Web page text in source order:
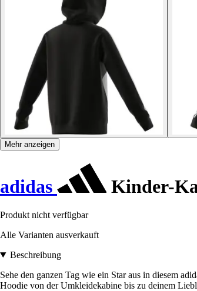
Mehr anzeigen
adidas Kinder-
Produkt nicht verfügbar
Alle Varianten ausverkauft
Beschreibung
Sehe den ganzen Tag wie ein Star aus in diesem
Hoodie von der Umkleidekabine bis zu deinem